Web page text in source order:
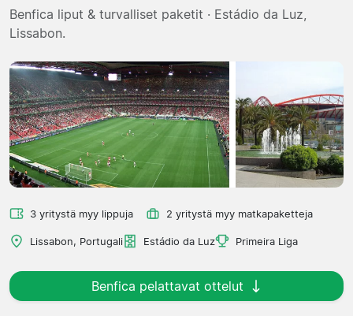
Matkatoimistoja
Benfica liput & turvalliset paketit · Estádio da Luz,
Lissabon.
3 yritystä myy lippuja 2 yritystä myy matkapaketteja
Lissabon, Portugali Estádio da Luz Primeira Liga
Benfica pelattavat ottelut